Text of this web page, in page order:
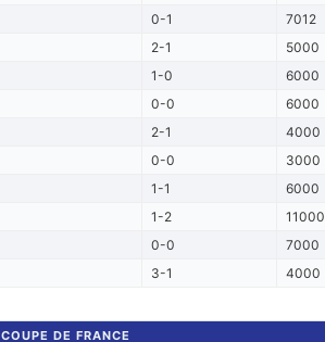
0-1
7012
2-1
5000
1-0
6000
0-0
6000
2-1
4000
0-0
3000
1-1
6000
1-2
11000
0-0
7000
3-1 4000
COUPE DE FRANCE